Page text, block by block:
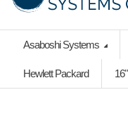
Asaboshi Systems
Hewlett Packard